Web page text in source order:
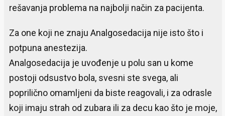
rešavanja problema na najbolji način za pacijenta.
Za one koji ne znaju Analgosedacija nije isto što i
potpuna anestezija.
Analgosedacija je uvođenje u polu san u kome
postoji odsustvo bola, svesni ste svega, ali
poprilično omamljeni da biste reagovali, i za odrasle
koji imaju strah od zubara ili za decu kao što je moje,